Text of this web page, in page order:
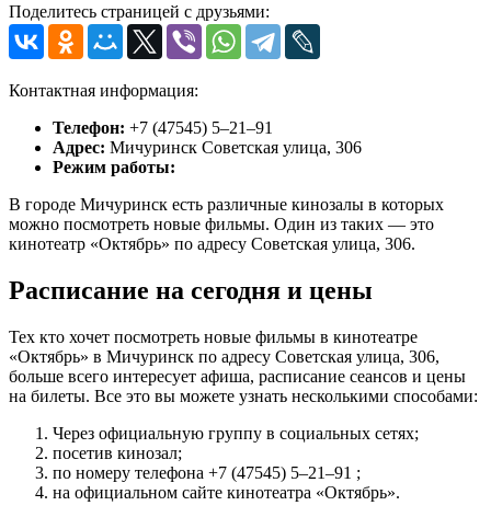
Поделитесь страницей с друзьями:
Контактная информация:
Телефон: +7 (47545) 5‒21‒91
Адрес: Мичуринск Советская улица, 306
Режим работы:
В городе Мичуринск есть различные кинозалы в которых
можно посмотреть новые фильмы. Один из таких — это
кинотеатр «Октябрь» по адресу Советская улица, 306.
Расписание на сегодня и цены
Тех кто хочет посмотреть новые фильмы в кинотеатре
«Октябрь» в Мичуринск по адресу Советская улица, 306,
больше всего интересует афиша, расписание сеансов и цены
на билеты. Все это вы можете узнать несколькими способами:
Через официальную группу в социальных сетях;
посетив кинозал;
по номеру телефона +7 (47545) 5‒21‒91 ;
на официальном сайте кинотеатра «Октябрь».